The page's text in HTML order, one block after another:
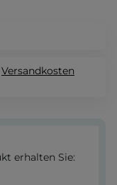
Versandkosten
erhalten Sie: